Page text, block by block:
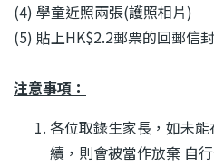
(4) 學童近照兩張(護照相片)
(5) 貼上HK$2.2郵票的回郵信封
注意事項 ：
各位取錄生家長，如未
續，則會被當作放棄 自